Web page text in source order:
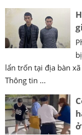
lẩn trốn tại địa bàn xã
Thông tin ...